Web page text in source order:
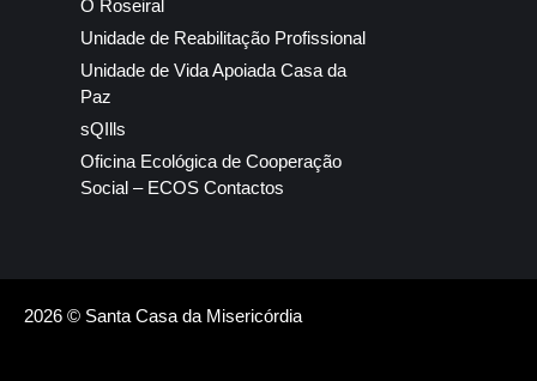
O Roseiral
Unidade de Reabilitação Profissional
Unidade de Vida Apoiada Casa da
Paz
sQIlls
Oficina Ecológica de Cooperação
Social – ECOS Contactos
2026 © Santa Casa da Misericórdia